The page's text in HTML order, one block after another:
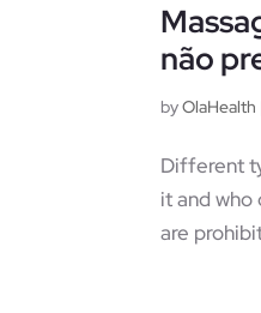
não
byOlaHealth
Different
it and who
are